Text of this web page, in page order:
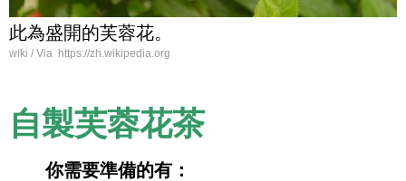
此為盛開的芙蓉花。
wiki / Via https://zh.wikipedia.org
自製芙蓉花茶
你需要準備的有：